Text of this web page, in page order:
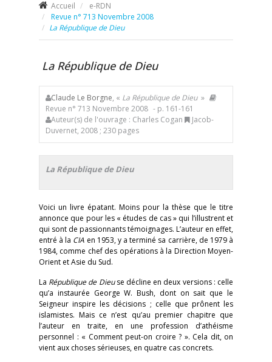
Accueil
e-RDN
Revue n° 713 Novembre 2008
La République de Dieu
La République de Dieu
Claude Le Borgne, « La République de Dieu»
Revue n° 713 Novembre 2008 - p. 161-161
Auteur(s) de l'ouvrage : Charles Cogan
Jacob-
Duvernet, 2008 ; 230 pages
La République de Dieu
Voici un livre épatant. Moins pour la thèse que le titre
annonce que pour les « études de cas » qui l’illustrent et
qui sont de passionnants témoignages. L’auteur en effet,
entré à la CIA en 1953, y a terminé sa carrière, de 1979 à
1984, comme chef des opérations à la Direction Moyen-
Orient et Asie du Sud.
La République de Dieuse décline en deux versions : celle
qu’a instaurée George W. Bush, dont on sait que le
Seigneur inspire les décisions ; celle que prônent les
islamistes. Mais ce n’est qu’au premier chapitre que
l’auteur en traite, en une profession d’athéisme
personnel : « Comment peut-on croire ? ». Cela dit, on
vient aux choses sérieuses, en quatre cas concrets.